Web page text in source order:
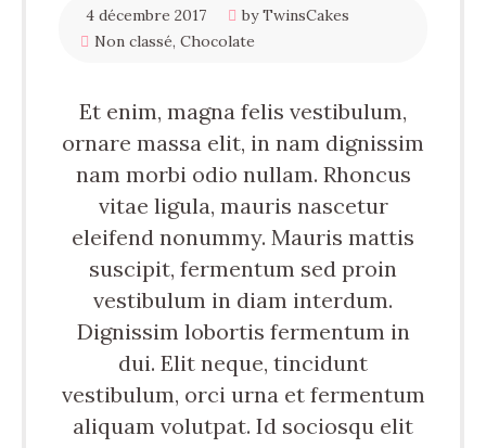
4 décembre 2017
by TwinsCakes
Non classé, Chocolate
Et enim, magna felis vestibulum,
ornare massa elit, in nam dignissim
nam morbi odio nullam. Rhoncus
vitae ligula, mauris nascetur
eleifend nonummy. Mauris mattis
suscipit, fermentum sed proin
vestibulum in diam interdum.
Dignissim lobortis fermentum in
dui. Elit neque, tincidunt
vestibulum, orci urna et fermentum
aliquam volutpat. Id sociosqu elit